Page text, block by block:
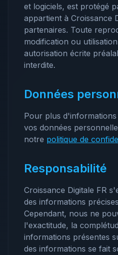
et logiciels, est protégé
appartient à Croissance
partenaires. Toute
modification ou
autorisation écrite
interdite.
Données
Pour plus
vos données
notre politique de
Responsabilité
Croissance Digitale FR
des informations
Cependant, nous ne
l'exactitude, la
informations présentes
des informations se fait